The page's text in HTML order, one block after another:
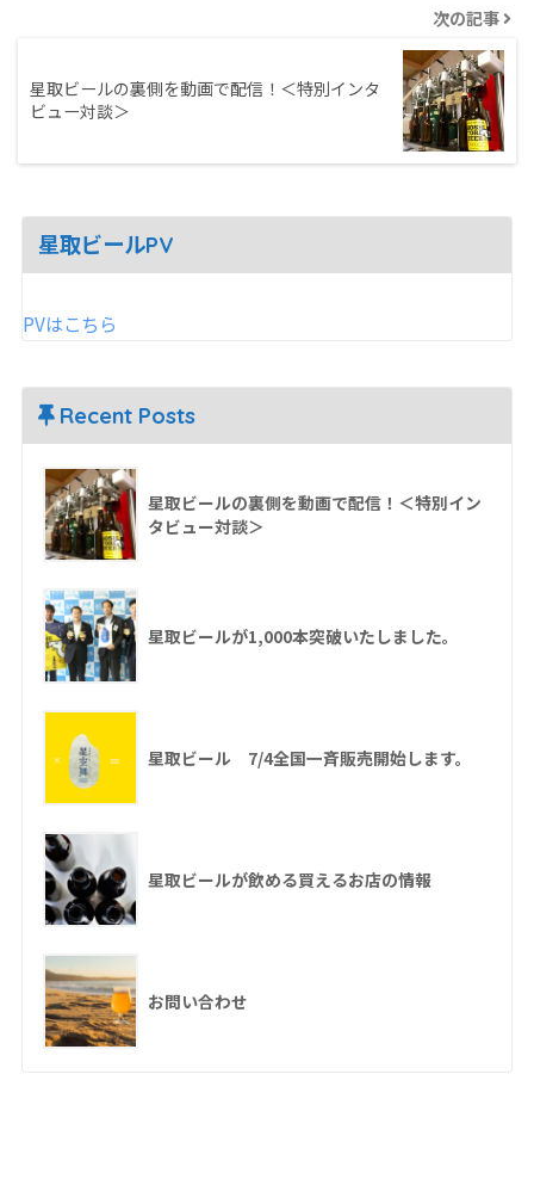
次の記事
星取ビールの裏側を動画で配信！＜特別インタ
ビュー対談＞
星取ビールPV
PVはこちら
Recent Posts
星取ビールの裏側を動画で配信！＜特別イン
タビュー対談＞
星取ビールが1,000本突破いたしました。
星取ビール 7/4全国一斉販売開始します。
星取ビールが飲める買えるお店の情報
お問い合わせ